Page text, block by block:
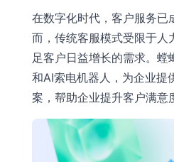
在数字化时代，客户服务已
而，传统客服模式受限于人
足客户日益增长的需求。
和AI索电机器人，为企业提
案，帮助企业提升客户满意